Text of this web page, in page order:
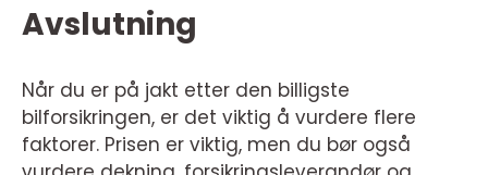
Avslutning
Når du er på jakt etter den billigste
bilforsikringen, er det viktig å vurdere flere
faktorer. Prisen er viktig, men du bør også